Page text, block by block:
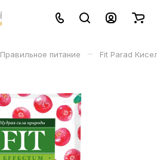
Правильное питание – Fit Parad